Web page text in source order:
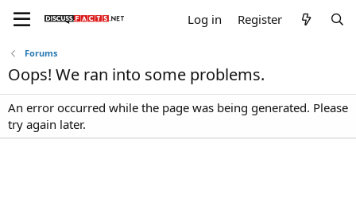
Log in Register
Forums
Oops! We ran into some problems.
An error occurred while the page was being generated. Please
try again later.